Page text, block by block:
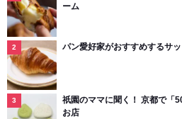
ーム
パン愛好家がおすすめするサ
祇園のママに聞く！ 京都で「
お店